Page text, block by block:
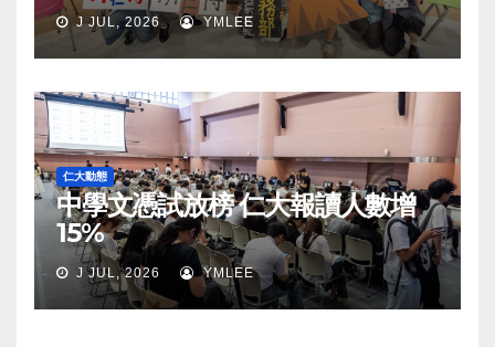
J JUL, 2026 YMLEE
仁大動態
中學文憑試放榜 仁大報讀人數增
15%
J JUL, 2026 YMLEE